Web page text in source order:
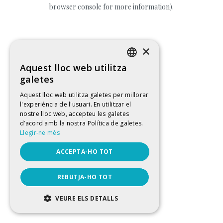
browser console for more information).
ENGLISH
FRENCH
×
Aquest lloc web utilitza
galetes
Aquest lloc web utilitza galetes per millorar
l'experiència de l'usuari. En utilitzar el
nostre lloc web, accepteu les galetes
d’acord amb la nostra Política de galetes.
Llegir-ne més
ACCEPTA-HO TOT
REBUTJA-HO TOT
VEURE ELS DETALLS
ESTRICTAMENT NECESSÀRIES